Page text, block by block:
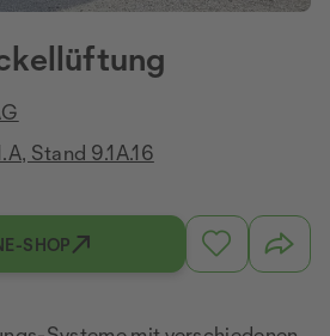
Stand 9.1A.16
SHOP